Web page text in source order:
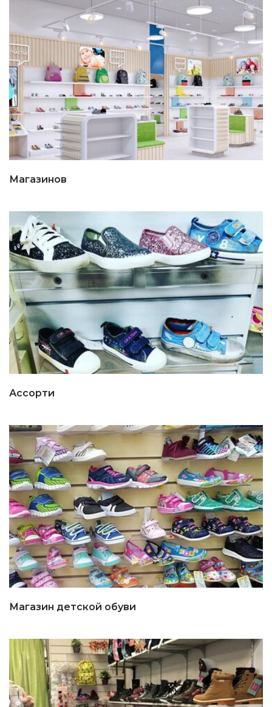
Магазинов
Ассорти
Магазин детской обуви